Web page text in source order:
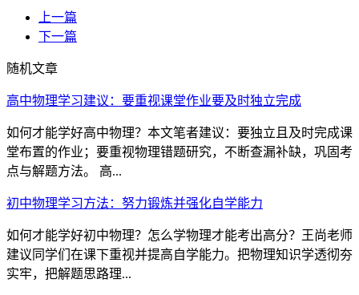
上一篇
下一篇
随机文章
高中物理学习建议：要重视课堂作业要及时独立完成
如何才能学好高中物理？本文笔者建议：要独立且及时完成课
堂布置的作业；要重视物理错题研究，不断查漏补缺，巩固考
点与解题方法。 高...
初中物理学习方法：努力锻炼并强化自学能力
如何才能学好初中物理？怎么学物理才能考出高分？王尚老师
建议同学们在课下重视并提高自学能力。把物理知识学透彻夯
实牢，把解题思路理...